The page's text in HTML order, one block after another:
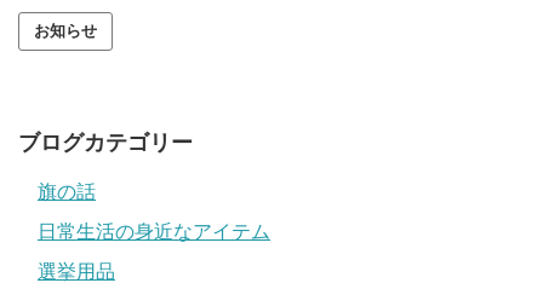
ル
ア
ブログカテゴリー
旗の話
日常生活の身近なアイテム
選挙用品